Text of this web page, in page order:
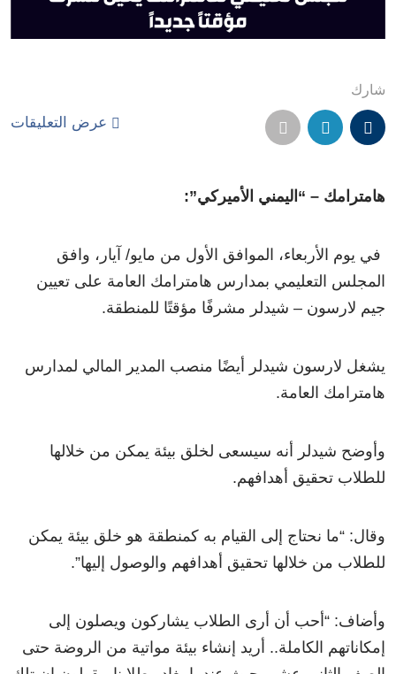
شارك
عرض التعليقات
هامترامك – “اليمني الأميركي”:
في يوم الأربعاء، الموافق الأول من مايو/ آيار، وافق
المجلس التعليمي بمدارس هامترامك العامة على تعيين
جيم لارسون – شيدلر مشرفًا مؤقتًا للمنطقة.
يشغل لارسون شيدلر أيضًا منصب المدير المالي لمدارس
هامترامك العامة.
وأوضح شيدلر أنه سيسعى لخلق بيئة يمكن من خلالها
للطلاب تحقيق أهدافهم.
وقال: “ما نحتاج إلى القيام به كمنطقة هو خلق بيئة يمكن
للطلاب من خلالها تحقيق أهدافهم والوصول إليها”.
وأضاف: “أحب أن أرى الطلاب يشاركون ويصلون إلى
إمكاناتهم الكاملة.. أريد إنشاء بيئة مواتية من الروضة حتى